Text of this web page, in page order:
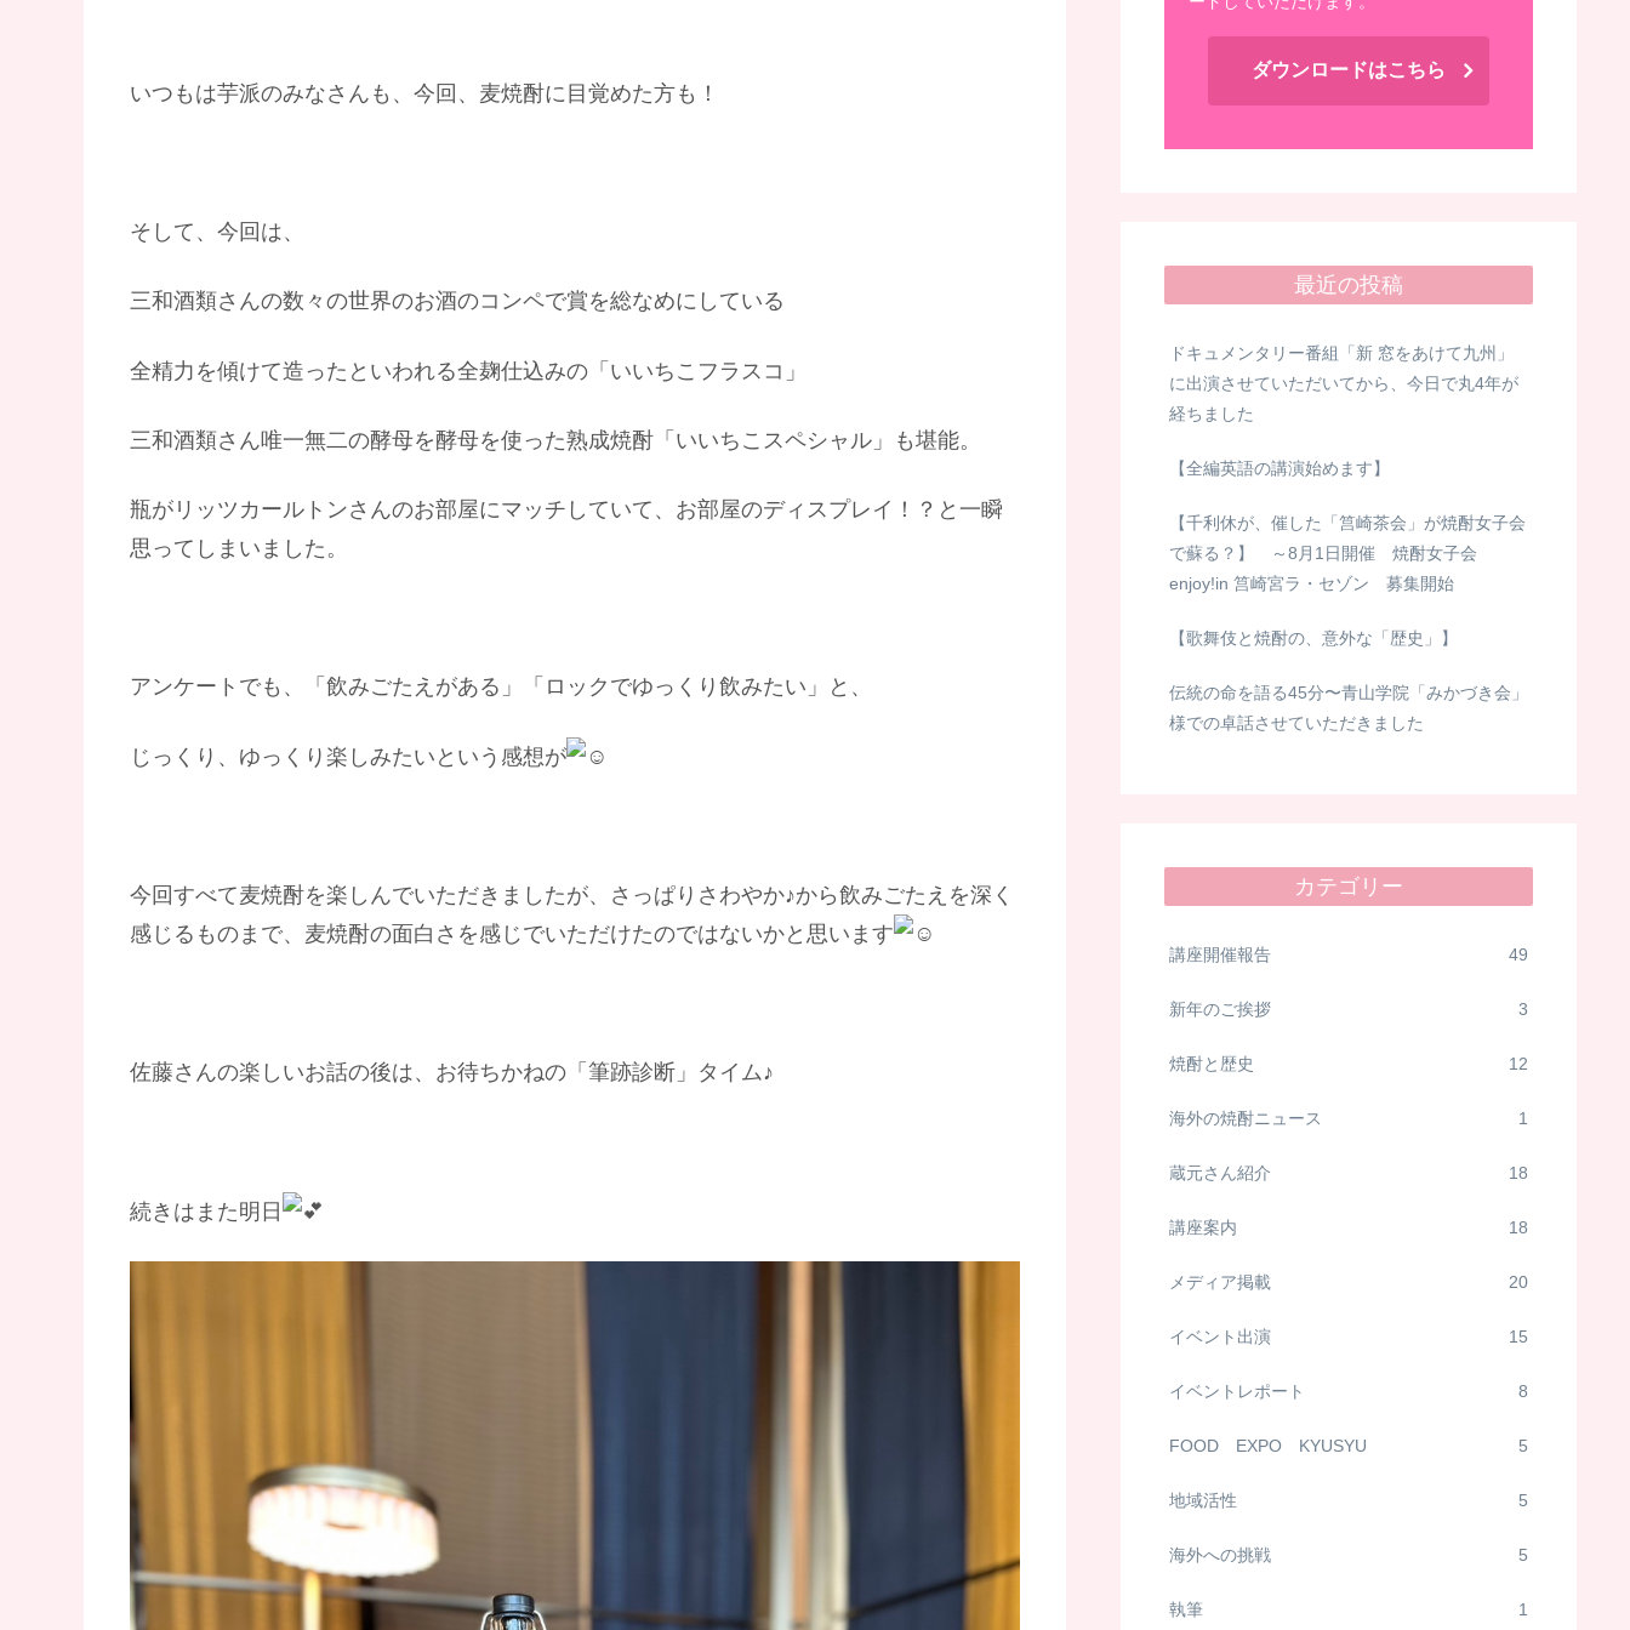
いつもは芋派のみなさんも、今回、麦焼酎に目覚めた方も！
そして、今回は、
三和酒類さんの数々の世界のお酒のコンペで賞を総なめにしている
全精力を傾けて造ったといわれる全麹仕込みの「いいちこフラスコ」
三和酒類さん唯一無二の酵母を酵母を使った熟成焼酎「いいちこスペシャル」も堪能。
瓶がリッツカールトンさんのお部屋にマッチしていて、お部屋のディスプレイ！？と一瞬
思ってしまいました。
アンケートでも、「飲みごたえがある」「ロックでゆっくり飲みたい」と、
じっくり、ゆっくり楽しみたいという感想が
今回すべて麦焼酎を楽しんでいただきましたが、さっぱりさわやか♪から飲みごたえを深く
感じるものまで、麦焼酎の面白さを感じでいただけたのではないかと思います
佐藤さんの楽しいお話の後は、お待ちかねの「筆跡診断」タイム♪
続きはまた明日
ダウンロードはこちら
最近の投稿
ドキュメンタリー番組「新 窓をあけて九州」
に出演させていただいてから、今日で丸4年が
経ちました
【全編英語の講演始めます】
【千利休が、催した「筥崎茶会」が焼酎女子会
で蘇る？】 ～8月1日開催 焼酎女子会
enjoy!in 筥崎宮ラ・セゾン 募集開始
【歌舞伎と焼酎の、意外な「歴史」】
伝統の命を語る45分〜青山学院「みかづき会」
様での卓話させていただきました
カテゴリー
講座開催報告 49
新年のご挨拶 3
焼酎と歴史 12
海外の焼酎ニュース 1
蔵元さん紹介 18
講座案内 18
メディア掲載 20
イベント出演 15
イベントレポート 8
FOOD EXPO KYUSYU 5
地域活性 5
海外への挑戦 5
執筆 1